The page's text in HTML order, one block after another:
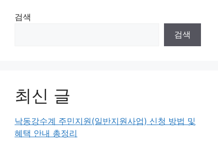
검색
검색
최신 글
낙동강수계 주민지원(일반지원사업) 신청 방법 및
혜택 안내 총정리